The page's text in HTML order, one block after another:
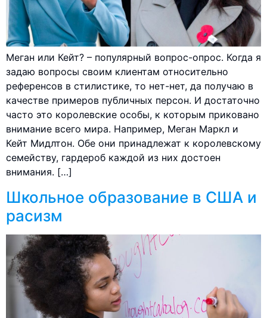
Меган или Кейт? – популярный вопрос-опрос. Когда я
задаю вопросы своим клиентам относительно
референсов в стилистике, то нет-нет, да получаю в
качестве примеров публичных персон. И достаточно
часто это королевские особы, к которым приковано
внимание всего мира. Например, Меган Маркл и
Кейт Мидлтон. Обе они принадлежат к королевскому
семейству, гардероб каждой из них достоен
внимания. […]
Школьное образование в США и
расизм